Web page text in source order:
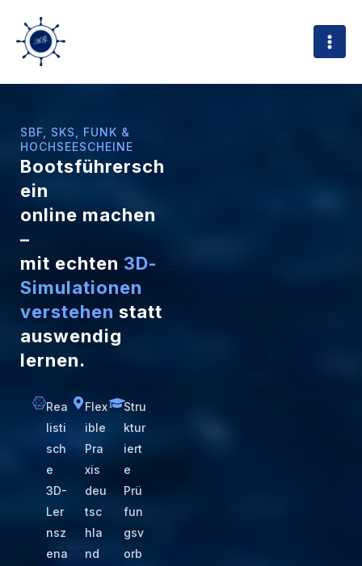
Inhalt
springen
SBF, SKS, FUNK &
HOCHSEESCHEINE
Bootsführersch
ein
online machen
–
mit echten 3D-
Simulationen
verstehen statt
auswendig
lernen.
Rea
listi
sch
e
3D-
Ler
nsz
ena
Flex
ible
Pra
xis
deu
tsc
hla
nd
Stru
ktur
iert
e
Prü
fun
gsv
orb